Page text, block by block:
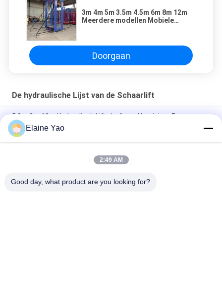
3m 4m 5m 3.5m 4.5m 6m 8m 12m
Meerdere modellen Mobiele
Doorgaan
De hydraulische Lijst van de Schaarlift
5.8m 8m 10m Hydraulisch Liftplatform Aluminium Frame
Luchtwerkplatform
Werkplatform met dubbele masten 8 meter verticale lift
Draagbaar 8-14 m elektrisch zelfrijdend mobiel
Elaine Yao
2:49 AM
Good day, what product are you looking for?